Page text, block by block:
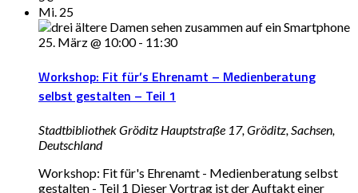
Mi. 25
25. März @ 10:00- 11:30
Workshop: Fit für’s Ehrenamt – Medienberatung
selbst gestalten – Teil 1
Stadtbibliothek Gröditz Hauptstraße 17, Gröditz, Sachsen,
Deutschland
Workshop: Fit für's Ehrenamt - Medienberatung selbst
gestalten - Teil 1 Dieser Vortrag ist der Auftakt einer